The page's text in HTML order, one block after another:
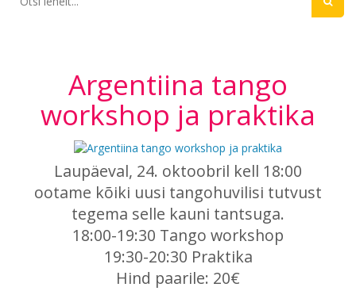
Argentiina tango
workshop ja praktika
Laupäeval, 24. oktoobril kell 18:00
ootame kõiki uusi tangohuvilisi tutvust
tegema selle kauni tantsuga.
18:00-19:30 Tango workshop
19:30-20:30 Praktika
Hind paarile: 20€